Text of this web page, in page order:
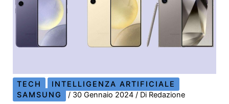
TECH
INTELLIGENZA ARTIFICIALE
SAMSUNG
/ 30 Gennaio 2024/ Di Redazione